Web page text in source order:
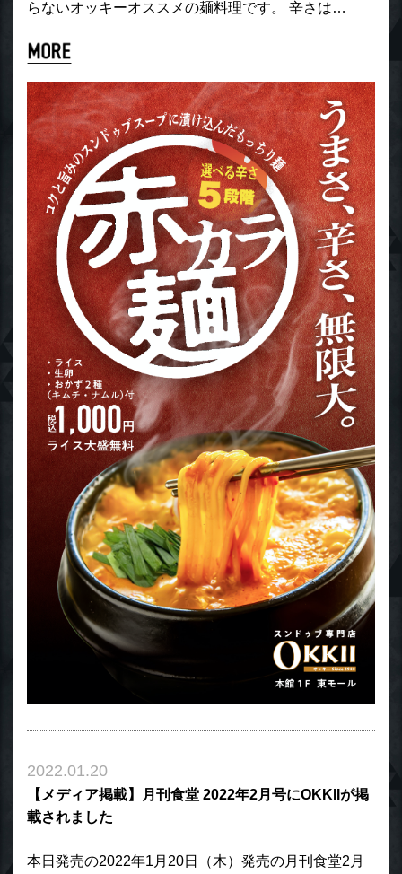
らないオッキーオススメの麺料理です。 辛さは…
2022.01.20
【メディア掲載】月刊食堂 2022年2月号にOKKIIが掲
載されました
本日発売の2022年1月20日（木）発売の月刊食堂2月